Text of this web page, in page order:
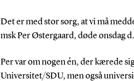
Det er med stor sorg, at vi må
msk Per Østergaard, døde onsdag
Per var om nogen én, der kærede
Universitet/SDU, men også